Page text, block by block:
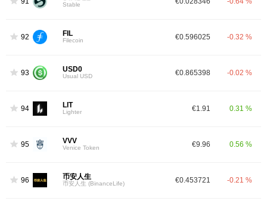
Stable
92 FIL
Filecoin €0.596025 -0.32 %
93 USD0
Usual USD €0.865398 -0.02 %
94 LIT
Lighter €1.91 0.31 %
95 VVV
Venice Token €9.96 0.56 %
96 币安人生
币安人生 (BinanceLife) €0.453721 -0.21 %